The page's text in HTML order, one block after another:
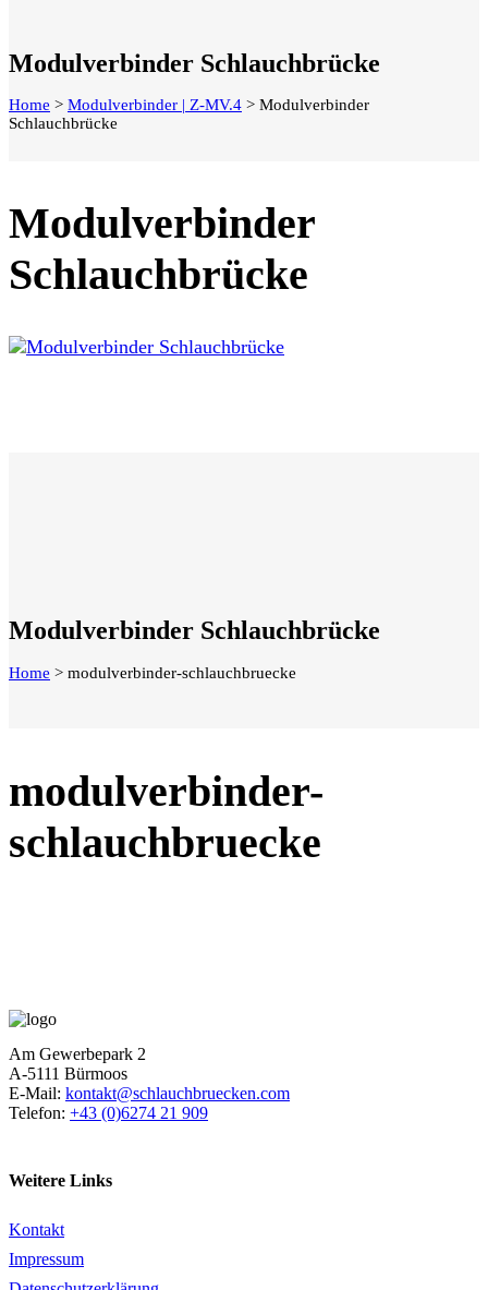
Modulverbinder Schlauchbrücke
Home > Modulverbinder | Z-MV.4 > Modulverbinder
Schlauchbrücke
Modulverbinder
Schlauchbrücke
Modulverbinder Schlauchbrücke
Home > modulverbinder-schlauchbruecke
modulverbinder-
schlauchbruecke
Am Gewerbepark 2
A-5111 Bürmoos
E-Mail: kontakt@schlauchbruecken.com
Telefon: +43 (0)6274 21 909
Weitere Links
Kontakt
Impressum